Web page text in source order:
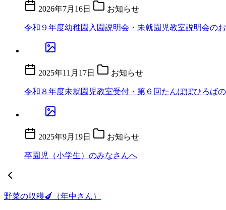
2026年7月16日 お知らせ
令和９年度幼稚園入園説明会・未就園児教室説明会の
2025年11月17日 お知らせ
令和８年度未就園児教室受付・第６回たんぽぽひろば
2025年9月19日 お知らせ
卒園児（小学生）のみなさんへ
野菜の収穫🍆（年中さん）